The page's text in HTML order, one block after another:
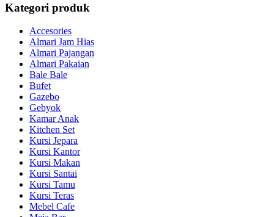
Kategori produk
Accesories
Almari Jam Hias
Almari Pajangan
Almari Pakaian
Bale Bale
Bufet
Gazebo
Gebyok
Kamar Anak
Kitchen Set
Kursi Jepara
Kursi Kantor
Kursi Makan
Kursi Santai
Kursi Tamu
Kursi Teras
Mebel Cafe